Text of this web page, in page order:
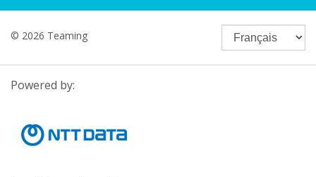
© 2026 Teaming
Powered by: